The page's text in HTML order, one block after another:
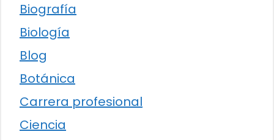
Biografía
Biología
Blog
Botánica
Carrera profesional
Ciencia